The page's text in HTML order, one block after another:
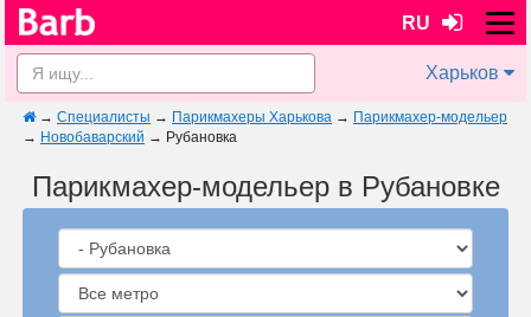
RU
Харьков
→ Специалисты → Парикмахеры Харькова → Парикмахер-модельер
→ Новобаварский → Рубановка
Парикмахер-модельер в Рубановке